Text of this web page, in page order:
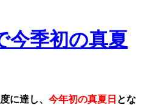
今季初の真夏
に達し、 今年初の真夏日 とな